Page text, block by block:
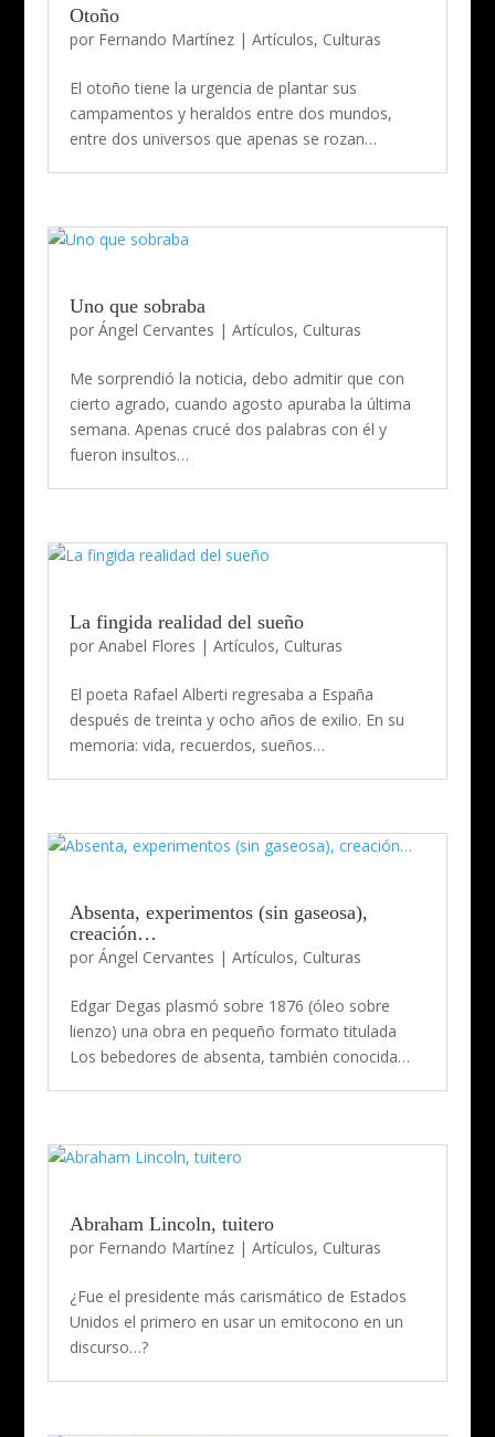
Otoño
por Fernando Martínez| Artículos, Culturas
El otoño tiene la urgencia de plantar sus
campamentos y heraldos entre dos mundos,
entre dos universos que apenas se rozan…
Uno que sobraba
por Ángel Cervantes | Artículos, Culturas
Me sorprendió la noticia, debo admitir que con
cierto agrado, cuando agosto apuraba la última
semana. Apenas crucé dos palabras con él y
fueron insultos…
La fingida realidad del sueño
por Anabel Flores | Artículos, Culturas
El poeta Rafael Alberti regresaba a España
después de treinta y ocho años de exilio. En su
memoria: vida, recuerdos, sueños…
Absenta, experimentos (sin gaseosa),
creación…
por Ángel Cervantes | Artículos, Culturas
Edgar Degas plasmó sobre 1876 (óleo sobre
lienzo) una obra en pequeño formato titulada
Los bebedores de absenta, también conocida…
Abraham Lincoln, tuitero
por Fernando Martínez| Artículos, Culturas
¿Fue el presidente más carismático de Estados
Unidos el primero en usar un emitocono en un
discurso…?